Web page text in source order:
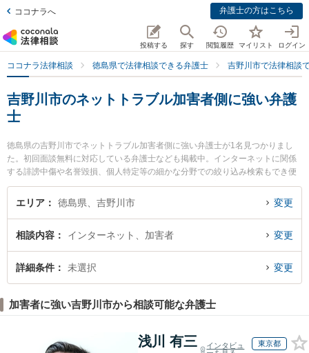
ココナラへ 弁護士の方はこちら
投稿する 探す 閲覧履歴 マイリスト ログイン
ココナラ法律相談 徳島県で法律相談できる弁護士 吉野川市で法律相談
吉野川市のネットトラブル加害者側に強い弁護
士
徳島県の吉野川市でネットトラブル加害者側に強い弁護士が1名見つかりまし
た。初回面談無料に対応している弁護士なども掲載中。インターネットに関係
する誹謗中傷や名誉毀損、個人特定等の細かな分野での絞り込み検索もでき便
利です。特に徳島みらい法律事務所の西 拓也弁護士のプロフィール情報や弁護
士費用、強みなどが注目されています。『吉野川市で土日や夜間に発生したネ
回相談無料でネットトラブル加害者側を法律相談できる吉野川市内の弁護士に
相談予約したい』などでお困りの相談者さんにおすすめです。
エリア 徳島県、吉野川市 変更
相談内容 インターネット、加害者 変更
詳細条件 未選択 変更
加害者に強い吉野川市から相談可能な弁護士
浅川 有三
インタビュ
東京都